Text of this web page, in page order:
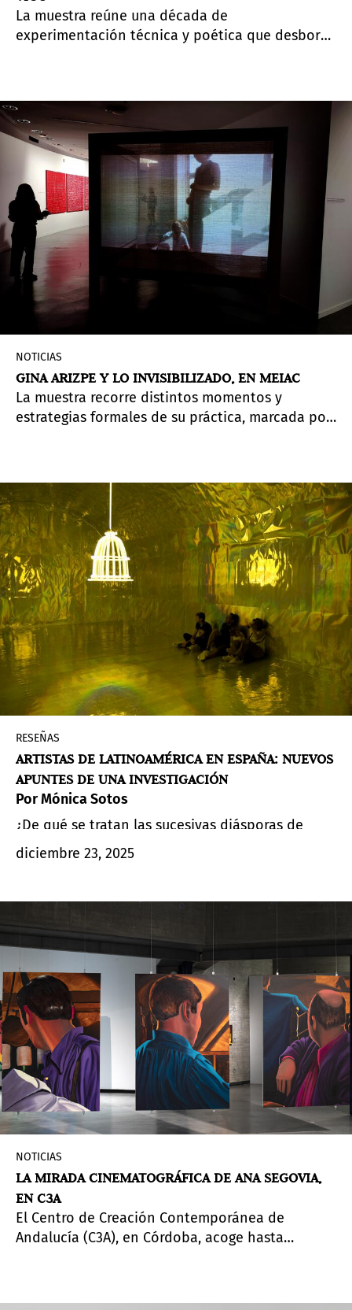
La muestra reúne una década de
experimentación técnica y poética que desborda
NOTICIAS
GINA ARIZPE Y LO INVISIBILIZADO, EN MEIAC
La muestra recorre distintos momentos y
estrategias formales de su práctica, marcada por
contemporánea.
RESEÑAS
ARTISTAS DE LATINOAMÉRICA EN ESPAÑA: NUEVOS
APUNTES DE UNA INVESTIGACIÓN
Por Mónica Sotos
¿De qué se tratan las sucesivas diásporas de
artistas latinoamericanos a España desde los
últimos años previos al comienzo del siglo XXI
diciembre 23, 2025
NOTICIAS
LA MIRADA CINEMATOGRÁFICA DE ANA SEGOVIA,
EN C3A
El Centro de Creación Contemporánea de
Andalucía (C3A), en Córdoba, acoge hasta